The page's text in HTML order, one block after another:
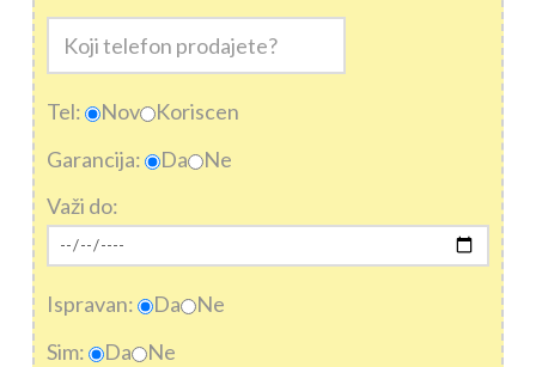
Tel: Nov Koriscen
Garancija:
Da
Ne
Važi do:
Ispravan: Da
Ne
Sim:
Da
Ne